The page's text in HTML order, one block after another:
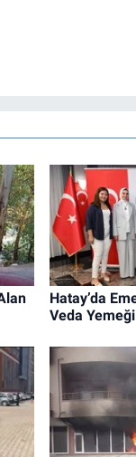
Hatay’da
Veda Yemeği